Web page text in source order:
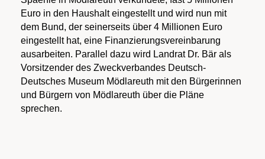
Euro in den Haushalt eingestellt und wird nun mit
dem Bund, der seinerseits über 4 Millionen Euro
eingestellt hat, eine Finanzierungsvereinbarung
ausarbeiten. Parallel dazu wird Landrat Dr. Bär als
Vorsitzender des Zweckverbandes Deutsch-
Deutsches Museum Mödlareuth mit den Bürgerinnen
und Bürgern von Mödlareuth über die Pläne
sprechen.